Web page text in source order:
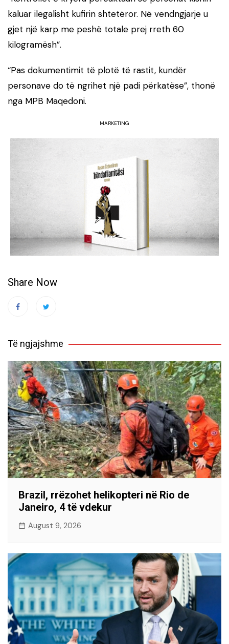
kaluar ilegalisht kufirin shtetëror. Në vendngjarje u
gjet një karp me peshë totale prej rreth 60
kilogramësh”.
“Pas dokumentimit të plotë të rastit, kundër
personave do të ngrihet një padi përkatëse”, thonë
nga MPB Maqedoni.
MARKETING
Share Now
Të ngjajshme
Brazil, rrëzohet helikopteri në Rio de
Janeiro, 4 të vdekur
August 9, 2026